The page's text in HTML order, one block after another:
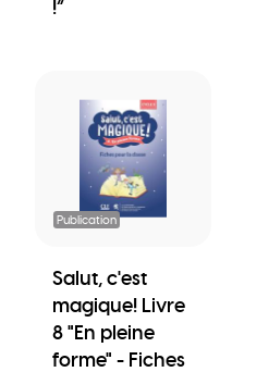
!“
Publication
Salut, c'est
magique! Livre
8 "En pleine
forme" - Fiches